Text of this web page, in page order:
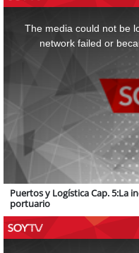
The media could not be
network failed or
Puertos y Logística Cap. 5:La
portuario